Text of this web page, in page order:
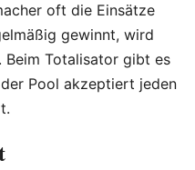
oft die Einsätze
gewinnt, wird
Totalisator gibt es
Pool akzeptiert jeden